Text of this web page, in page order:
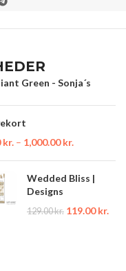
Green - Sonja´s
kr. – 1,000.00kr.
Wedded Bliss |
Designs
129.00kr. 119.00kr.